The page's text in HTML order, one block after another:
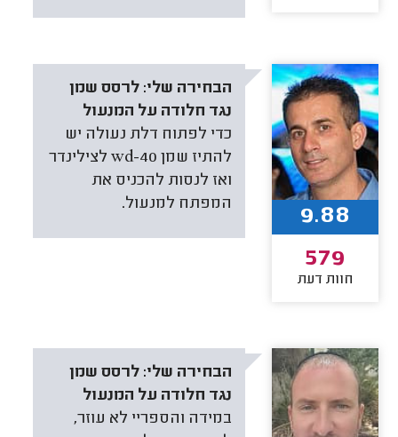
הבחירה שלי: לרסס שמן
נגד חלודה על המנעול
כדי לפתוח דלת נעולה יש
להתיז שמן wd-40 לצילינדר
ואז לנסות להכניס את
המפתח למנעול.
9.88
579
חוות דעת
הבחירה שלי: לרסס שמן
נגד חלודה על המנעול
במידה והספריי לא עוזר,